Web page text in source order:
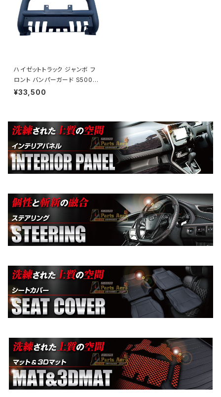
ハイゼットトラック ジャンボ フ
ロント バンパーガード S500P
S510P 前後期 ブルバー フロン
¥33,500